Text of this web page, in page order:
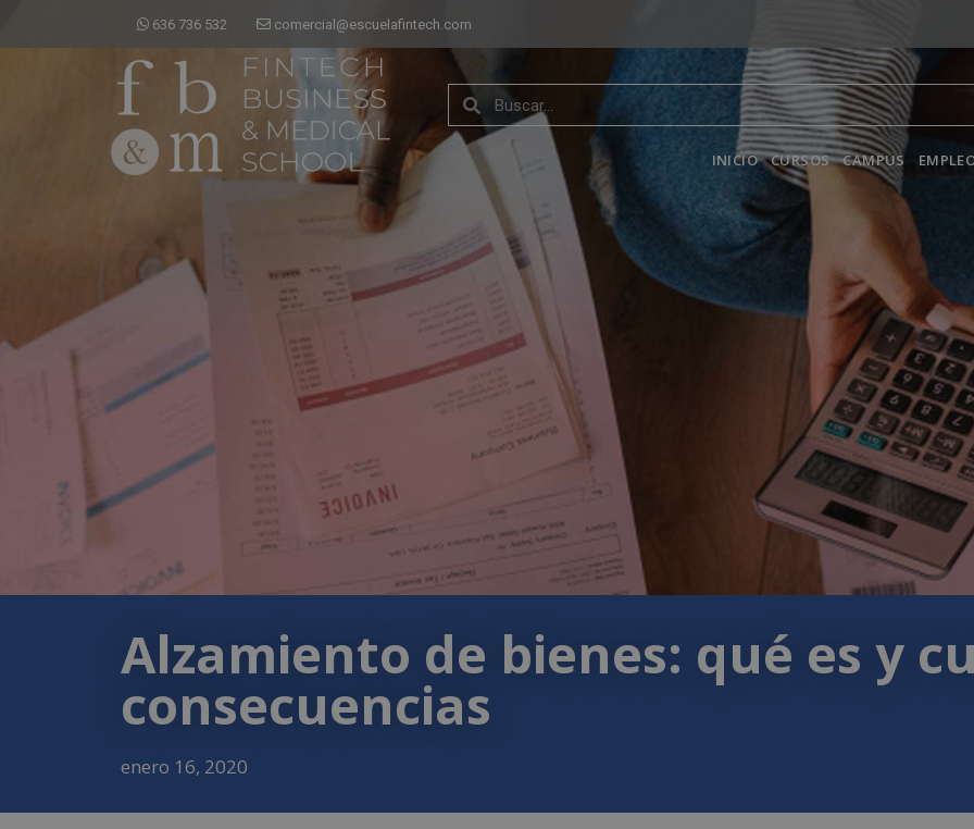
636 736 532 comercial@escuelafintech.com
INICIO CURSOS CAMPUS
Alzamiento de bienes: qué es y
consecuencias
enero 16, 2020